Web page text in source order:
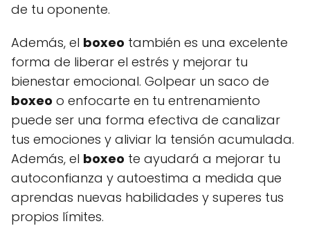
de tu oponente.
Además, el boxeo también es una excelente
forma de liberar el estrés y mejorar tu
bienestar emocional. Golpear un saco de
boxeo o enfocarte en tu entrenamiento
puede ser una forma efectiva de canalizar
tus emociones y aliviar la tensión acumulada.
Además, el boxeo te ayudará a mejorar tu
autoconfianza y autoestima a medida que
aprendas nuevas habilidades y superes tus
propios límites.